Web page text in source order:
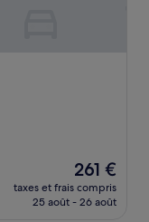
Le
nouveau
prix
261 €
taxes et frais compris
25 août - 26 août